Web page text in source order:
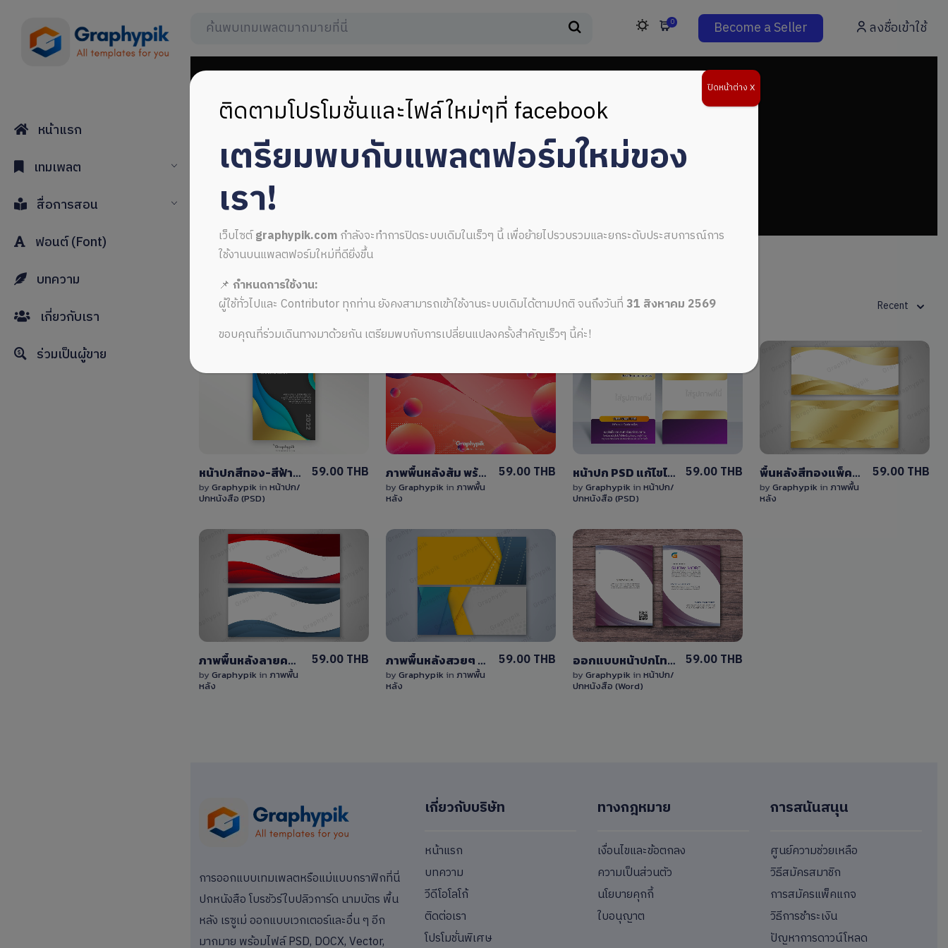
หน้าแรก
เทมเพลต
สื่อการสอน
ฟอนต์ (Font)
บทความ
เกี่ยวกับเรา
ร่วมเป็นผู้ขาย
0 Become a Seller ลงชื่อเข้าใช้
copy space
ALL MUSIC FROM copy space Recent
View
Details
0 Sale
หน้าปกสีทอง-สีฟ้าแบบไล่ระดับสี แก้ไขได้ ไฟล์ PSD
by Graphypik in หน้าปก/
ปกหนังสือ (PSD)
59.00 THB
View
Details
0 Sale
ภาพพื้นหลังส้ม พร้อมบับเบิ้ลวงกลมและพื้นที่ใส่ข้อความ / Orange abstract background
by Graphypik in ภาพพื้น
หลัง
59.00 THB
View
1 Sale
หน้าปก PSD แก้ไขได้ หน้าปกรายงานสวยๆ สีม่วง-สีทอง
by Graphypik in หน้าปก/
ปกหนังสือ (PSD)
59.00 THB
View
Details
0 Sale
พื้นหลังสีทองแพ็คคู่ พร้อมพื้นที่วางข้อความ
by Graphypik in ภาพพื้น
หลัง
59.00 THB
View
Details
0 Sale
ภาพพื้นหลังลายคลื่นสีน้ำเงินและสีแดงพร้อมพื้นที่วางข้อความ
by Graphypik in ภาพพื้น
หลัง
59.00 THB
Details
0 Sale
ภาพพื้นหลังสวยๆ พร้อมลวดลายทันสมัยและพื้นที่สำหรับใส่ข้อความ
by Graphypik in ภาพพื้น
หลัง
59.00 THB
View
Details
0 Sale
ออกแบบหน้าปกโทนสีม่วง ไฟล์ Word (docx) แก้ไขได้
by Graphypik in หน้าปก/
ปกหนังสือ (Word)
59.00 THB
การออกแบบเทมเพลตหรือแม่แบบกราฟิกที่นี่
ปกหนังสือ โบรชัวร์ใบปลิวการ์ด นามบัตร พื้น
หลัง เรซูเม่ ออกแบบเวกเตอร์และอื่น ๆ อีก
มากมาย พร้อมไฟล์ PSD, DOCX, Vector,
เกี่ยวกับบริษัท
หน้าแรก
บทความ
วีดีโอโลโก้
ติดต่อเรา
โปรโมชั่นพิเศษ
ทางกฎหมาย
เงื่อนไขและข้อตกลง
ความเป็นส่วนตัว
นโยบายคุกกี้
ใบอนุญาต
การสนันสนุน
ศูนย์ความช่วยเหลือ
วิธีสมัครสมาชิก
การสมัครแพ็คแกจ
วิธีการชำระเงิน
ปัญหาการดาวน์โหลด
ติดตามโปรโมชั่นและไฟล์ใหม่ๆที่ facebook
เตรียมพบกับแพลตฟอร์มใหม่ของ
เรา!
เว็บไซต์graphypik.comกำลังจะทำการปิดระบบเดิมในเร็วๆ นี้ เพื่อย้ายไปรวบรวมและยกระดับประสบการณ์การ
ใช้งานบนแพลตฟอร์มใหม่ที่ดียิ่งขึ้น
📌 กำหนดการใช้งาน:
ผู้ใช้ทั่วไปและ Contributor ทุกท่าน ยังคงสามารถเข้าใช้งานระบบเดิมได้ตามปกติ จนถึงวันที่ 31 สิงหาคม 2569
ขอบคุณที่ร่วมเดินทางมาด้วยกัน เตรียมพบกับการเปลี่ยนแปลงครั้งสำคัญเร็วๆ นี้ค่ะ!
ปิดหน้าต่าง X